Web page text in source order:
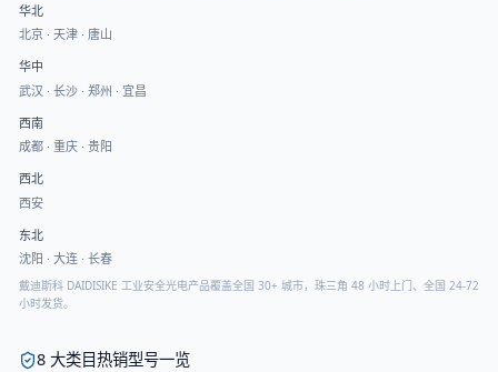
华北
北京· 天津· 唐山
华中
武汉 · 长沙· 郑州 · 宜昌
西南
成都· 重庆· 贵阳
西北
西安
东北
沈阳 · 大连· 长春
戴迪斯科 DAIDISIKE 工业安全光电产品覆盖全国 30+ 城市，珠三角 48 小时上门、全国 24-72
小时发货。
8 大类目热销型号一览